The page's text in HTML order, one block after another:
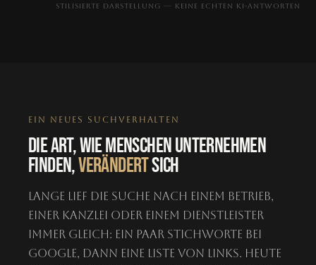
STILISIERTE DARSTELLUNG — KEINE ECHTEN KI-ANTWORTEN
EIN NEUES SUCHVERHALTEN
DIE ART, WIE MENSCHEN UNTERNEHMEN
FINDEN,VERÄNDERTSICH
Lange lief die Suche nach einem Betrieb,
einer Kanzlei oder einem Dienstleister
immer gleich: ein paar Stichworte bei
Google, dann eine Liste von Links. Heute